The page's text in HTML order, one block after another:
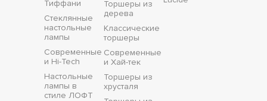
Тиффани
Стеклянные
настольные
лампы
Современные
и Hi-Tech
Настольные
лампы в
стиле ЛОФТ
Торшеры из
дерева
Классические
торшеры
Современные
и Хай-тек
Торшеры из
хрусталя